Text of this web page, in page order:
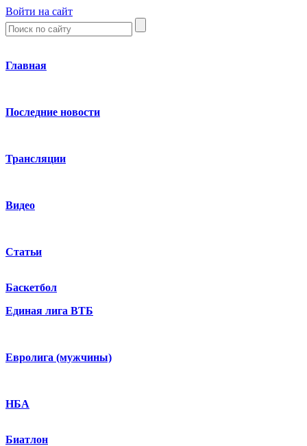
Войти на сайт
Главная
Последние новости
Трансляции
Видео
Статьи
Баскетбол
Единая лига ВТБ
Евролига (мужчины)
НБА
Биатлон